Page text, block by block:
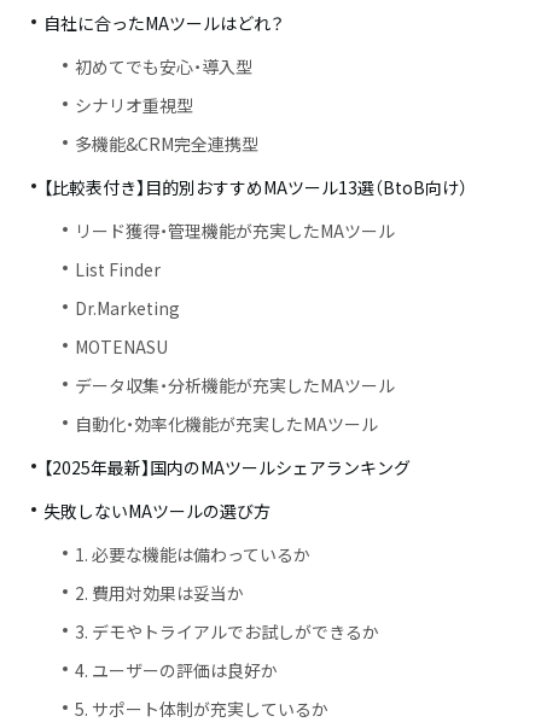
自社に合ったMAツールはどれ？
初めてでも安心・導入型
シナリオ重視型
多機能&CRM完全連携型
【比較表付き】目的別おすすめMAツール13選（BtoB向け）
リード獲得・管理機能が充実したMAツール
List Finder
Dr.Marketing
MOTENASU
データ収集・分析機能が充実したMAツール
自動化・効率化機能が充実したMAツール
【2025年最新】国内のMAツールシェアランキング
失敗しないMAツールの選び方
1. 必要な機能は備わっているか
2. 費用対効果は妥当か
3. デモやトライアルでお試しができるか
4. ユーザーの評価は良好か
5. サポート体制が充実しているか